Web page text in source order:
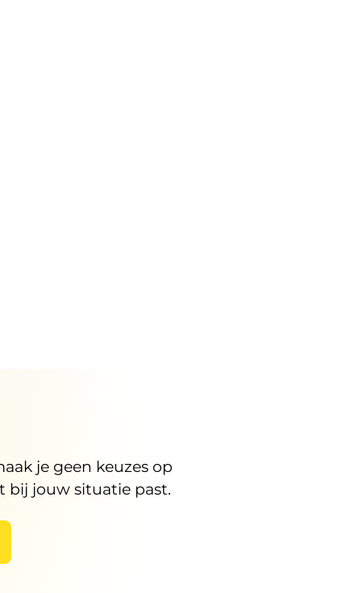
je geen keuzes op
bij jouw situatie past.